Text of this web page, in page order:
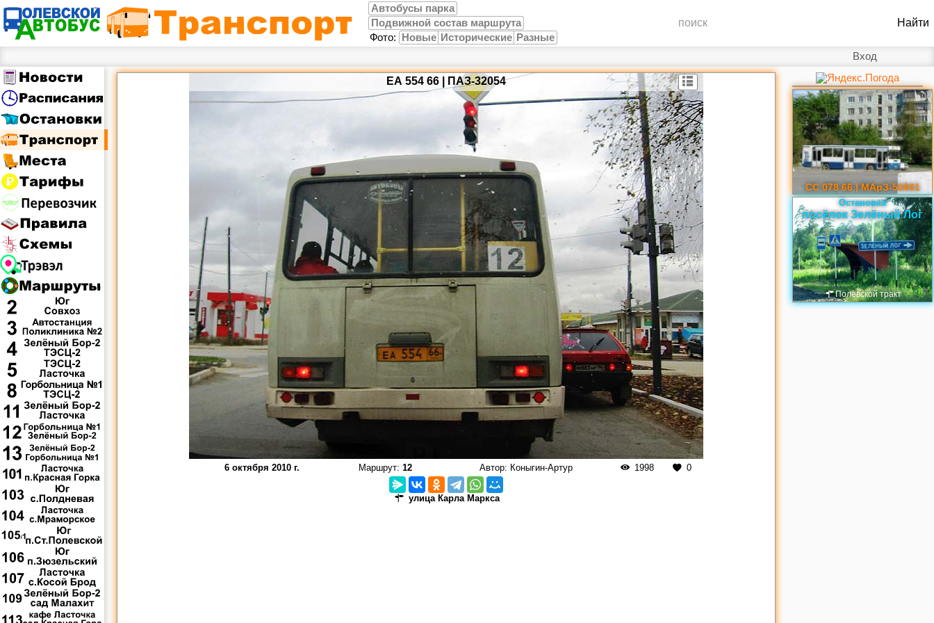
Автобусы парка
Подвижной состав маршрута
Фото:
Новые Исторические Разные
Вход
ЕА 554 66 | ПАЗ-32054
6 октября 2010 г. Маршрут: 12 Автор: Коныгин-Артур 1998 0
улица Карла Маркса
СС 078 66 | МАрЗ-52661
Остановка
посёлок Зелёный Лог
Полевской тракт